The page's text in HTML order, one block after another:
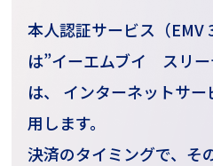
本人認証サービス（
は”イーエムブイ スリー
は、
インターネットサ
用します。
決済のタイミングで、そ